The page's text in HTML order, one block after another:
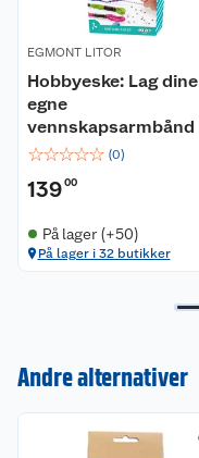
EGMONT LITOR
Hobbyeske: Lag dine
egne
vennskapsarmbånd
☆☆☆☆☆ (0)
13900
På lager (+50)
På lager i 32 butikker
Andre alternativer
Om oss
Kontakt oss